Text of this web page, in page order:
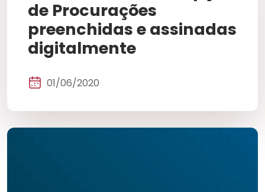
de Procurações
preenchidas e assinadas
digitalmente
01/06/2020